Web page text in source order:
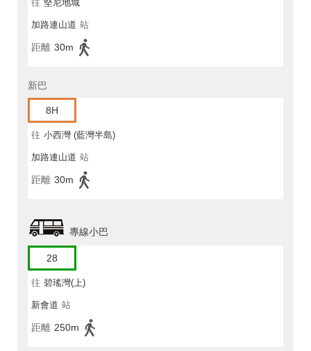
往 堅尼地城
加路連山道 站
距離 30m
新巴
8H
往 小西灣 (藍灣半島)
加路連山道 站
距離 30m
專線小巴
28
往 碧瑤灣(上)
新會道 站
距離 250m